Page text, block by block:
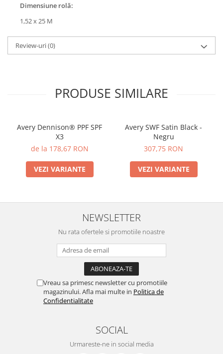
Dimensiune rolă:
1,52 x 25 M
Review-uri(0)
PRODUSE SIMILARE
Avery Dennison® PPF SPF
X3
de la 178,67 RON
VEZI VARIANTE
Avery SWF Satin Black -
Negru
307,75 RON
VEZI VARIANTE
NEWSLETTER
Nu rata ofertele si promotiile noastre
Vreau sa primesc newsletter cu promotiile
magazinului. Afla mai multe in Politica de
Confidentialitate
SOCIAL
Urmareste-ne in social media